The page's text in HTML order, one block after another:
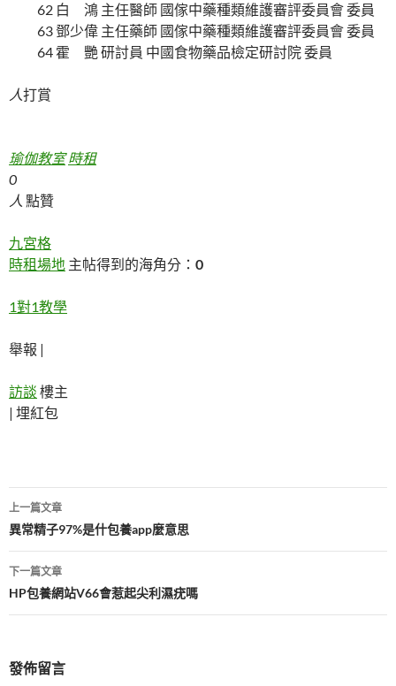
62 白 鴻 主任醫師 國傢中藥種類維護審評委員會 委員
63 鄧少偉 主任藥師 國傢中藥種類維護審評委員會 委員
64 霍 艷 研討員 中國食物藥品檢定研討院 委員
人打賞
瑜伽教室 時租
0
人 點贊
九宮格
時租場地 主帖得到的海角分： 0
1對1教學
舉報 |
訪談 樓主
| 埋紅包
文
章
導
覽
上一篇文章
異常精子97%是什包養app麼意思
下一篇文章
HP包養網站V66會惹起尖利濕疣嗎
發佈留言